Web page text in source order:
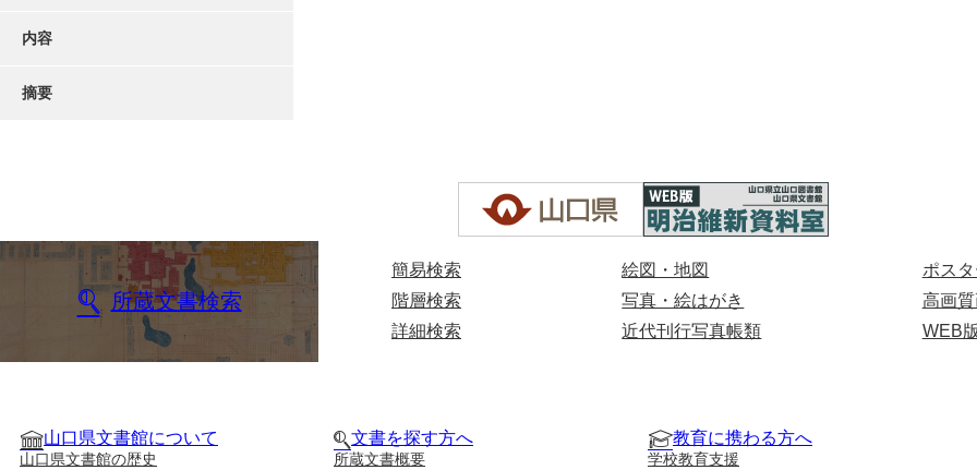
内容
摘要
所蔵文書検索
簡易検索
階層検索
詳細検索
絵図・地図
写真・絵はがき
近代刊行写真帳類
ポス
高画
WEB
山口県文書館について
山口県文書館の歴史
文書を探す方へ
所蔵文書概要
教育に携わる方へ
学校教育支援